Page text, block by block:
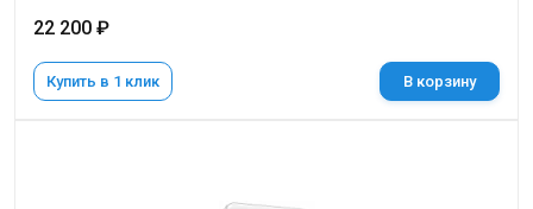
22 200 ₽
Купить в 1 клик В корзину